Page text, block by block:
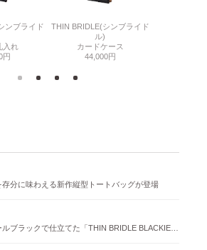
ンブライド
入れ
円
THIN BRIDLE(シンブライド
ル)
カードケース
44,000円
存分に味わえる新作縦型トートバッグが登場